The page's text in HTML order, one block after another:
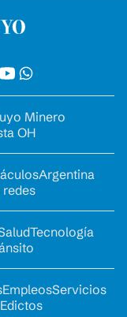
Minero
OH
Argentina
redes
Tecnología
EmpleosServicios
Edictos